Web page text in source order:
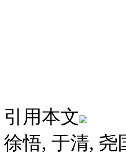
引用本文
徐悟, 于清, 尧